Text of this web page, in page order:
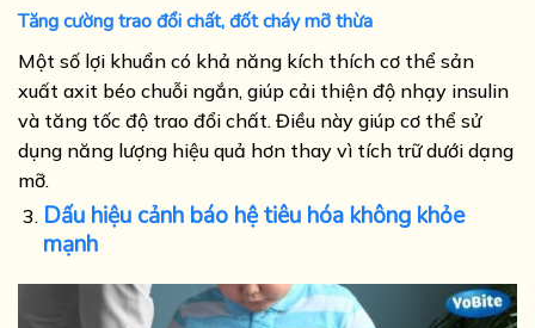
Tăng cường trao đổi chất, đốt cháy mỡ thừa
Một số lợi khuẩn có khả năng kích thích cơ thể sản
xuất axit béo chuỗi ngắn, giúp cải thiện độ nhạy insulin
và tăng tốc độ trao đổi chất. Điều này giúp cơ thể sử
dụng năng lượng hiệu quả hơn thay vì tích trữ dưới dạng
mỡ.
Dấu hiệu cảnh báo hệ tiêu hóa không khỏe
mạnh